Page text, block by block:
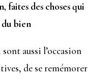
faites des choses qui
bien
aussi l’occasion
de se remémorer